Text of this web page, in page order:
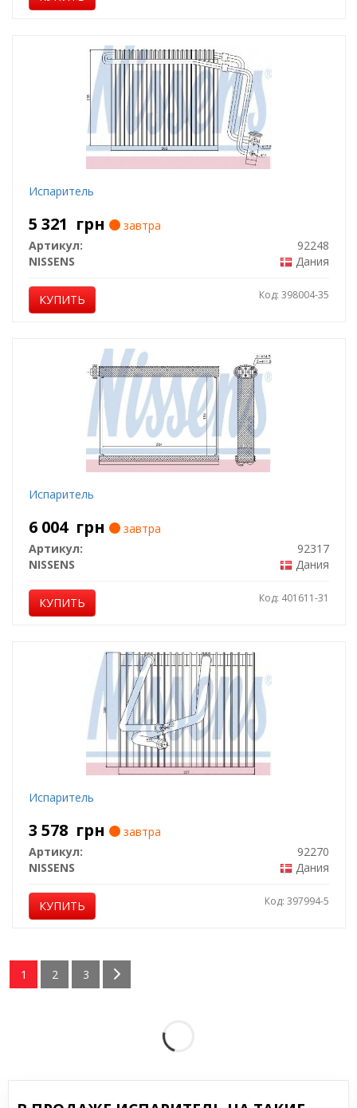
Испаритель
5 321 грн
завтра
Артикул:
92248
NISSENS
Дания
КУПИТЬ Код: 398004-35
Испаритель
6 004 грн
завтра
Артикул:
92317
NISSENS
Дания
КУПИТЬ Код: 401611-31
Испаритель
3 578 грн
завтра
Артикул:
92270
NISSENS
Дания
КУПИТЬ Код: 397994-5
1 2 3